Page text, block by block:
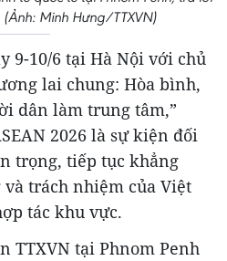
(Ảnh: Minh Hưng/TTXVN)
9-10/6 tại Hà Nội với chủ
lai chung: Hòa bình,
dân làm trung tâm,”
2026 là sự kiện đối
trọng, tiếp tục khẳng
trách nhiệm của Việt
tác khu vực.
TTXVN tại Phnom Penh